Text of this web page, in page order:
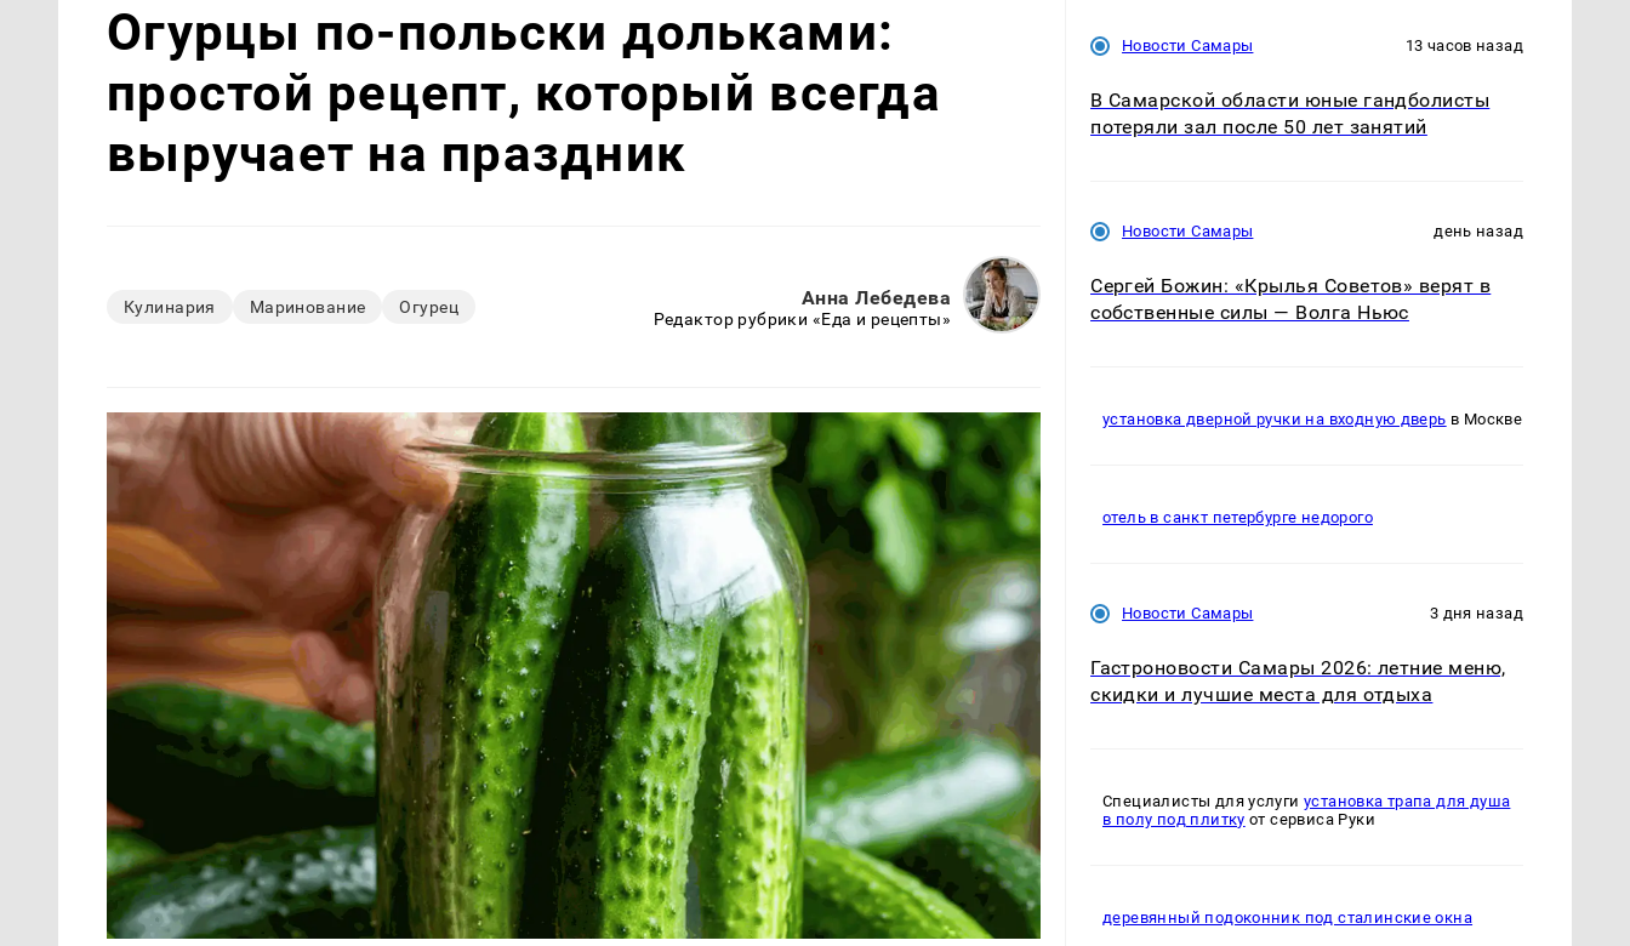
Огурцы по‑польски дольками:
простой рецепт, который всегда
выручает на праздник
Кулинария Маринование Огурец Анна Лебедева
Редактор рубрики «Еда и рецепты»
Новости Самары 13 часов назад
В Самарской области юные гандболисты
потеряли зал после 50 лет занятий
Новости Самары день назад
Сергей Божин: «Крылья Советов» верят в
собственные силы — Волга Ньюс
установка дверной ручки на входную дверь в Москве
отель в санкт петербурге недорого
Новости Самары 3 дня назад
Гастроновости Самары 2026: летние меню,
скидки и лучшие места для отдыха
Специалисты для услугиустановка трапа для душа
в полу под плитку от сервиса Руки
деревянный подоконник под сталинские окна